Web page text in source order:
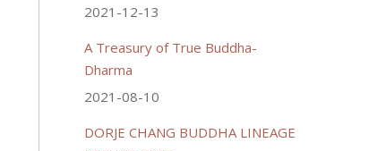
2021-12-13
A Treasury of True Buddha-
Dharma
2021-08-10
DORJE CHANG BUDDHA LINEAGE